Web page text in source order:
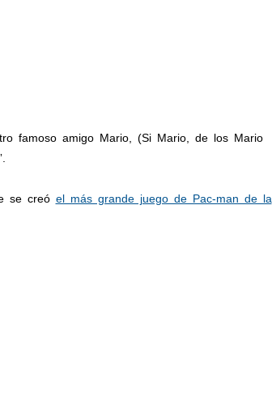
famoso amigo Mario, (Si Mario, de los Mario
se creó el más grande juego de Pac-man de la